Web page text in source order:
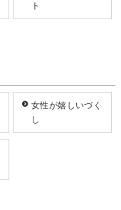
ト
女性が嬉しいづく
し